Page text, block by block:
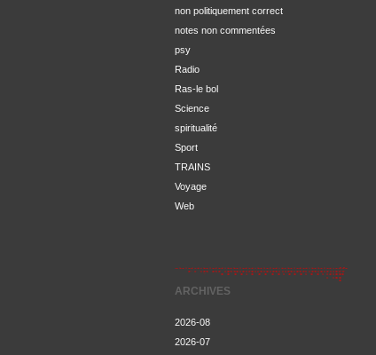
non politiquement correct
notes non commentées
psy
Radio
Ras-le bol
Science
spiritualité
Sport
TRAINS
Voyage
Web
ARCHIVES
2026-08
2026-07